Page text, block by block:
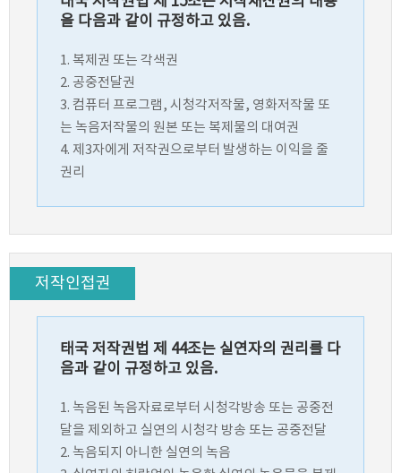
을 다음과 같이 규정하고 있음.
1. 복제권 또는 각색권
2. 공중전달권
3. 컴퓨터 프로그램, 시청각저작물, 영화저작물 또
는 녹음저작물의 원본 또는 복제물의 대여권
4. 제3자에게 저작권으로부터 발생하는 이익을 줄
권리
저작인접권
태국 저작권법 제 44조는 실연자의 권리를 다
음과 같이 규정하고 있음.
1. 녹음된 녹음자료로부터 시청각방송 또는 공중전
달을 제외하고 실연의 시청각 방송 또는 공중전달
2. 녹음되지 아니한 실연의 녹음